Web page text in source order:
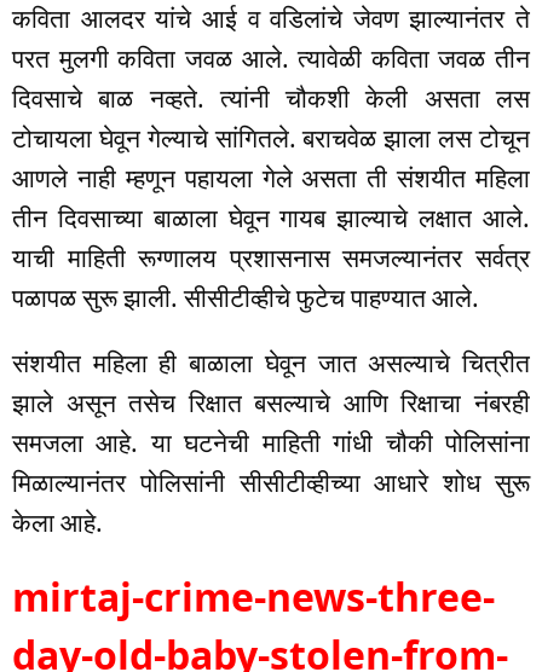
कविता आलदर यांचे आई व वडिलांचे जेवण झाल्यानंतर ते
परत मुलगी कविता जवळ आले. त्यावेळी कविता जवळ तीन
दिवसाचे बाळ नव्हते. त्यांनी चौकशी केली असता लस
टोचायला घेवून गेल्याचे सांगितले. बराचवेळ झाला लस टोचून
आणले नाही म्हणून पहायला गेले असता ती संशयीत महिला
तीन दिवसाच्या बाळाला घेवून गायब झाल्याचे लक्षात आले.
याची माहिती रूग्णालय प्रशासनास समजल्यानंतर सर्वत्र
पळापळ सुरू झाली. सीसीटीव्हीचे फुटेच पाहण्यात आले.
संशयीत महिला ही बाळाला घेवून जात असल्याचे चित्रीत
झाले असून तसेच रिक्षात बसल्याचे आणि रिक्षाचा नंबरही
समजला आहे. या घटनेची माहिती गांधी चौकी पोलिसांना
मिळाल्यानंतर पोलिसांनी सीसीटीव्हीच्या आधारे शोध सुरू
केला आहे.
mirtaj-crime-news-three-
day-old-baby-stolen-from-